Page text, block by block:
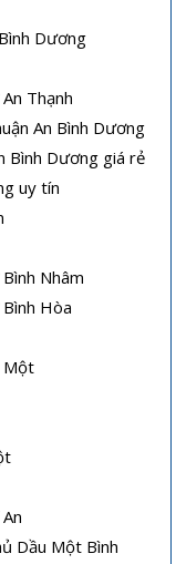
Dương
Thạnh
An Bình Dương
Bình Dương giá rẻ
uy tín
Nhâm
Hòa
Một
Dầu Một Bình